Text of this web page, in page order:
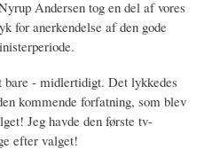
Andersen tog en del af vores
for anerkendelse af den gode
bare - midlertidigt. Det lykkedes
kommende forfatning, som blev
Jeg havde den første tv-
efter valget!